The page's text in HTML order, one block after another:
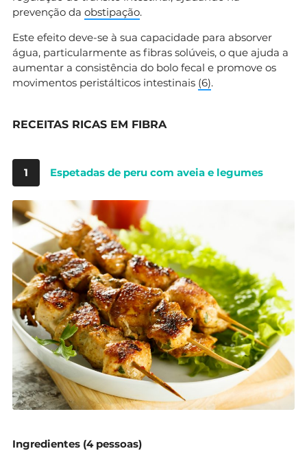
prevenção da obstipação.
Este efeito deve-se à sua capacidade para absorver
água, particularmente as fibras solúveis, o que ajuda a
aumentar a consistência do bolo fecal e promove os
movimentos peristálticos intestinais (6).
RECEITAS RICAS EM FIBRA
1 Espetadas de peru com aveia e legumes
Ingredientes (4 pessoas)